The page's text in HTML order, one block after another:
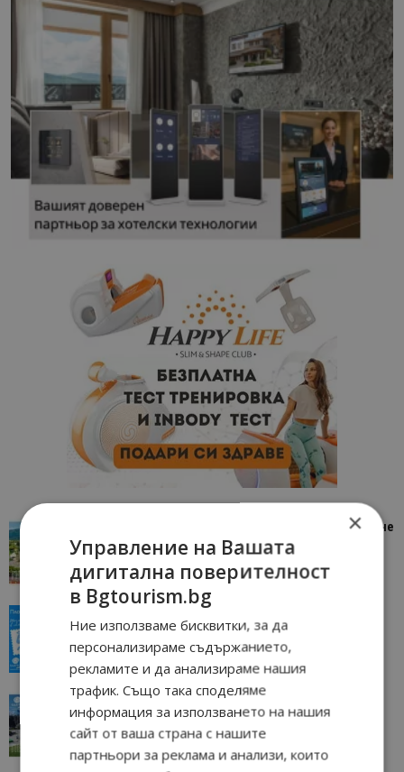
“Пощенска картичка от…”: Петрич – Изживяване
отвъд очакваното
Петрич 11/07/2026 11:22
всички времена
Пловдив 23/06/2026 10:00
“Пощенска картичка от…”: Перник – град на
традициите, културата и вдъхновяващите...
Перник 17/06/2026 09:01
×
Управление на Вашата
дигитална поверителност
в Bgtourism.bg
Ние използваме бисквитки, за да
персонализираме съдържанието,
рекламите и да анализираме нашия
трафик. Също така споделяме
информация за използването на нашия
сайт от ваша страна с нашите
партньори за реклама и анализи, които